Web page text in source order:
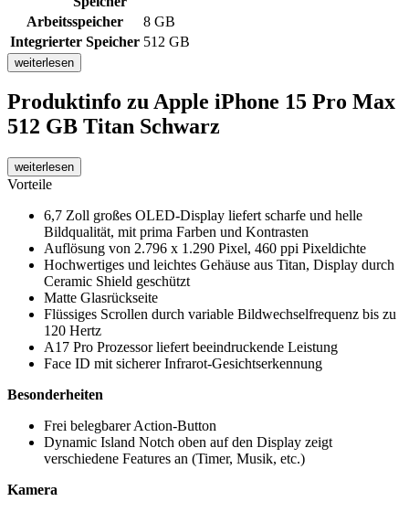
Arbeitsspeicher
8 GB
Integrierter Speicher 512 GB
weiterlesen
Produktinfo zu Apple iPhone 15 Pro Max
512 GB Titan Schwarz
weiterlesen
Vorteile
6,7 Zoll großes OLED-Display liefert scharfe und helle
Bildqualität, mit prima Farben und Kontrasten
Auflösung von 2.796 x 1.290 Pixel, 460 ppi Pixeldichte
Hochwertiges und leichtes Gehäuse aus Titan, Display durch
Ceramic Shield geschützt
Matte Glasrückseite
Flüssiges Scrollen durch variable Bildwechselfrequenz bis zu
120 Hertz
A17 Pro Prozessor liefert beeindruckende Leistung
Face ID mit sicherer Infrarot-Gesichtserkennung
Besonderheiten
Frei belegbarer Action-Button
Dynamic Island Notch oben auf den Display zeigt
verschiedene Features an (Timer, Musik, etc.)
Kamera